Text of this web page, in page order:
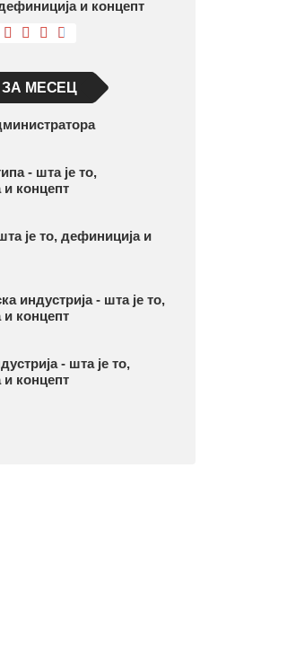
и концепт
МЕСЕЦ
- шта је то,
концепт
је то, дефиниција и
индустрија - шта је то,
концепт
- шта је то,
концепт